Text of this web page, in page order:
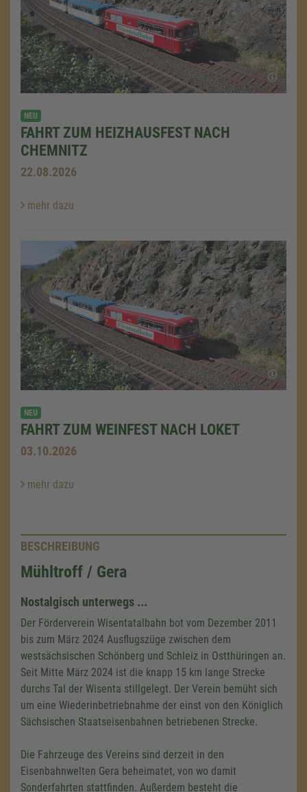
NEU
FAHRT ZUM HEIZHAUSFEST NACH
CHEMNITZ
22.08.2026
mehr dazu
NEU
FAHRT ZUM WEINFEST NACH LOKET
03.10.2026
mehr dazu
BESCHREIBUNG
Mühltroff / Gera
Nostalgisch unterwegs ...
Der Förderverein Wisentatalbahn bot vom Dezember 2011
bis zum März 2024 Ausflugszüge zwischen dem
westsächsischen Schönberg und Schleiz in Ostthüringen an.
Seit Mitte März 2024 ist die knapp 15 km lange Strecke
durchs Tal der Wisenta stillgelegt. Der Verein bemüht sich
um eine Wiederinbetriebnahme der einst von den Königlich
Sächsischen Staatseisenbahnen betriebenen Strecke.
Die Fahrzeuge des Vereins sind derzeit in den
Eisenbahnwelten Gera beheimatet, von wo damit
Sonderfahrten stattfinden. Außerdem besteht die